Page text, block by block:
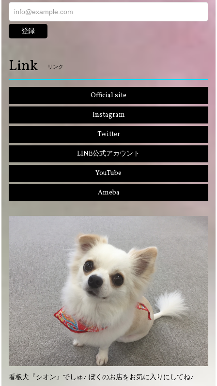
登録
Link リンク
Official site
Instagram
Twitter
LINE公式アカウント
YouTube
Ameba
看板犬『シオン』でしゅ♪ ぼくのお店をお気に入りにしてね♪